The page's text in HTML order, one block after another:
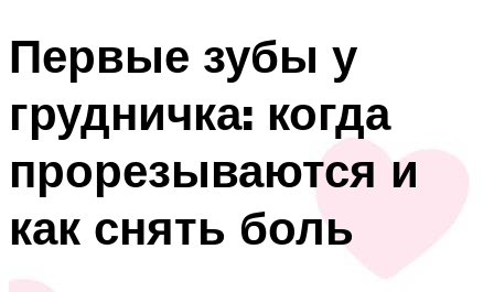
Первые зубы у
грудничка: когда
прорезываются и
как снять боль